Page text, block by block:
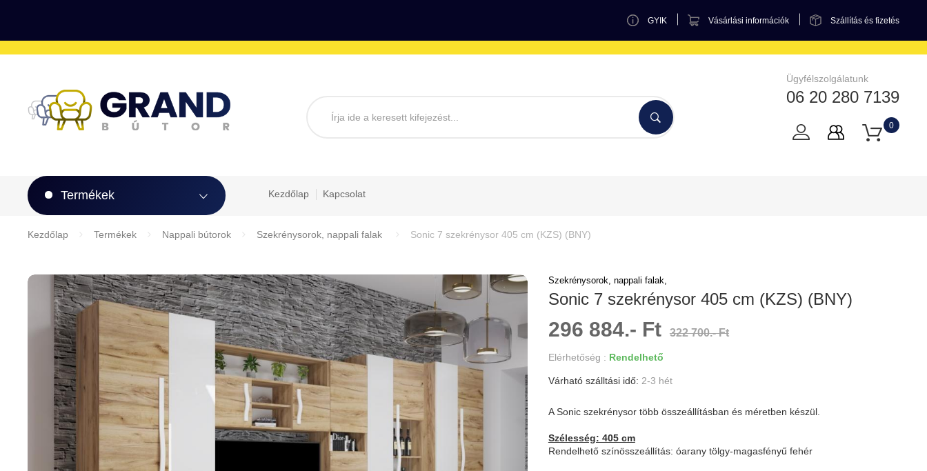
GYIK Vásárlási információk Szállítás és fizetés
Ügyfélszolgálatunk
06 20 280 7139
0
Termékek Kezdőlap Kapcsolat
Kezdőlap Termékek Nappali bútorok Szekrénysorok, nappali falak Sonic 7 szekrénysor 405 cm (KZS) (BNY)
Szekrénysorok, nappali falak,
Sonic 7 szekrénysor 405 cm (KZS) (BNY)
296 884.- Ft 322 700.- Ft
Elérhetőség : Rendelhető
Várható szálltási idő: 2-3 hét
A Sonic szekrénysor több összeállításban és méretben készül.
Szélesség: 405 cm
Rendelhető színösszeállítás: óarany tölgy-magasfényű fehér